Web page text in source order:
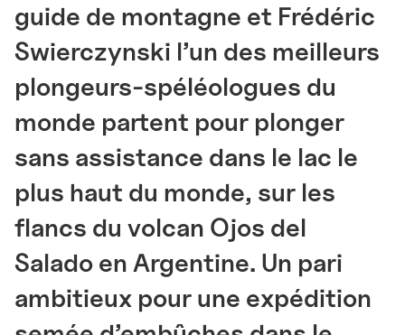
guide de montagne et Frédéric
Swierczynski l’un des meilleurs
plongeurs-spéléologues du
monde partent pour plonger
sans assistance dans le lac le
plus haut du monde, sur les
flancs du volcan Ojos del
Salado en Argentine. Un pari
ambitieux pour une expédition